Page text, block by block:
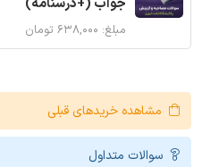
جواب (+درسنامه)
مبلغ: ۶۳۸,۰۰۰ تومان
مشاهده خریدهای قبلی
سوالات متداول